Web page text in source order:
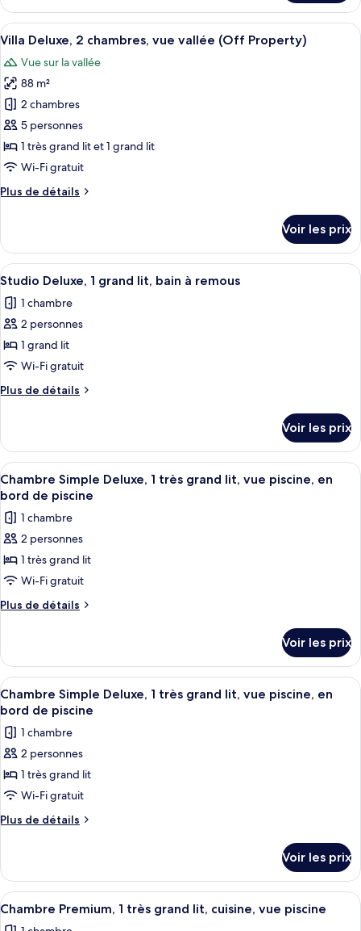
très
grand
lit,
bain
à
remous
le
type
de
Chambre
Premium,
très
grand
lit,
bain
à
Afficher
toutes
les
photos
pour
ce
type
de
chambre :
Villa
chambres,
vue
vallée
(Off
Property)
Une chambre avec un grand lit, une
5
Villa Deluxe, 2 chambres, vue vallée (Off Property)
Vue sur la vallée
88 m²
2 chambres
5 personnes
1 très grand lit et 1 grand lit
Wi-Fi gratuit
Plus de détails
Plus
le
type
de
Villa
Deluxe,
chambres,
vue
(Off
Voir les prix
Afficher
toutes
les
photos
pour
ce
type
de
Studio
Deluxe,
1
grand
lit,
bain
à
remous
Une personne vêtue d’une robe
8
Studio Deluxe, 1 grand lit, bain à remous
1 chambre
2 personnes
1 grand lit
Wi-Fi gratuit
Plus de détails
Plus
le
type
de
chambre
Deluxe,
grand
lit,
bain
remous
Voir les prix
Afficher
toutes
les
photos
pour
ce
type
de
Simple
Deluxe,
1
très
grand
lit,
vue
piscine,
en
bord
Une chambre d’hôtel avec un lit,
1
Chambre Simple Deluxe, 1 très grand lit, vue piscine, en
bord de piscine
1 chambre
2 personnes
1 très grand lit
Wi-Fi gratuit
Plus de détails
Plus
le
type
de
chambre
Simple
Deluxe,
très
grand
vue
de
piscine
Voir les prix
Afficher
toutes
les
photos
pour
ce
type
de
Simple
Deluxe,
1
très
Une chambre d’hôtel avec un lit,
1
Chambre Simple Deluxe, 1 très grand lit, vue piscine, en
bord de piscine
1 chambre
2 personnes
1 très grand lit
Wi-Fi gratuit
Plus de détails
Plus
le
type
de
Voir les prix
Afficher
toutes
Une chambre d’hôtel avec un lit,
2
Chambre Premium, 1 très grand lit, cuisine, vue piscine